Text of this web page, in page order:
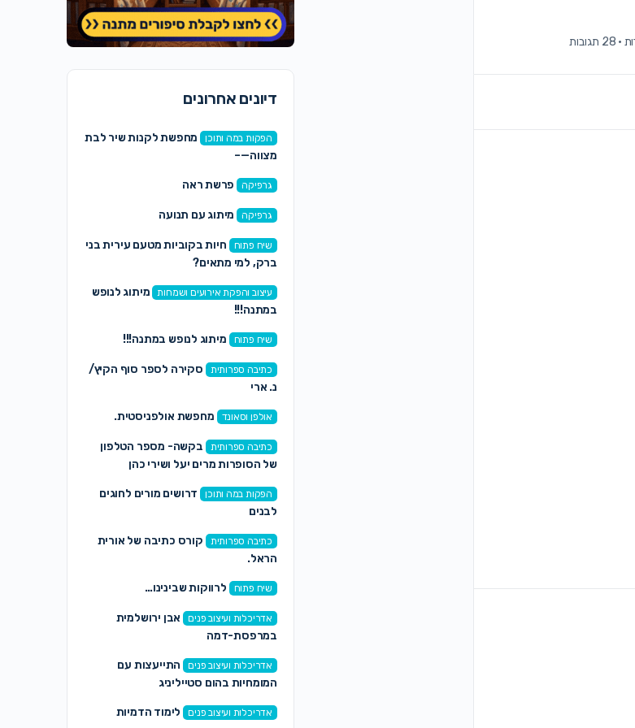
· 28 תגובות
דיונים אחרונים
הפקות במה ותוכן
מחפשת לקנות שיר לבת
מצווה—–
גרפיקה פרשת ראה
גרפיקה מיתוג עם תנועה
שיח פתוח
חיות בקוביות מטעם עירית בני
ברק, למי מתאים?
עיצוב והפקת אירועים ושמחות
מיתוג לנופש
במתנה!!!
שיח פתוח מיתוג לנופש במתנה!!!
כתיבה ספרותית
סקירה לספר סוף הקיץ/
נ. ארי
אולפן וסאונד מחפשת אולפניסטית.
כתיבה ספרותית
בקשה- מספר הטלפון
של הסופרות מרים יעל ושירי כהן
הפקות במה ותוכן
דרושים מורים לחוגים
לבנים
כתיבה ספרותית
קורס כתיבה של אורית
הראל.
שיח פתוח לרווקות שבינינו…
אדריכלות ועיצוב פנים
אבן ירושלמית
במרפסת-דמה
אדריכלות ועיצוב פנים
התייעצות עם
המומחיות בהום סטייליניג
אדריכלות ועיצוב פנים לימוד הדמיות